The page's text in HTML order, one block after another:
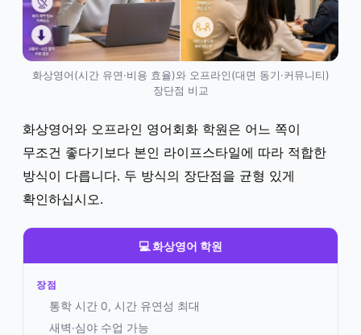
화상영어(시간 유연·비용 효율)와 오프라인(대면 동기·커뮤니티)
장단점 비교
화상영어와 오프라인 영어회화 학원은 어느 쪽이
무조건 좋다기보다 본인 라이프스타일에 따라 적합한
방식이 다릅니다. 두 방식의 장단점을 균형 있게
확인하십시오.
💻 화상영어 학원
장점
통학 시간 0, 시간 유연성 최대
새벽·심야 수업 가능